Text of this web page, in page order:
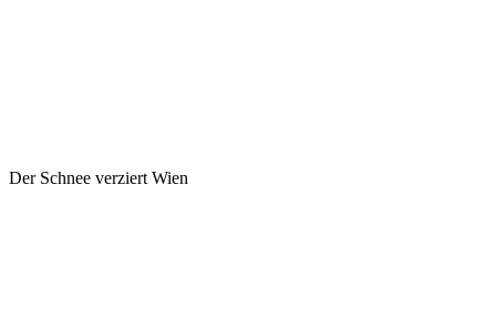
Der Schnee verziert Wien